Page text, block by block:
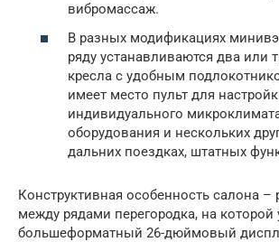
вибромассаж.
В разных модификациях
ряду устанавливаются два или
кресла с удобным
имеет место пульт для
индивидуального
оборудования и нескольких
дальних поездках, штатных
Конструктивная особенность салона –
между рядами перегородка, на которой
большеформатный 26-дюймовый